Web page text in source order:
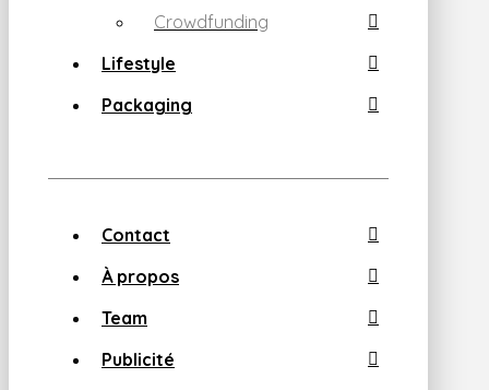
Crowdfunding
Lifestyle
Packaging
Contact
À propos
Team
Publicité